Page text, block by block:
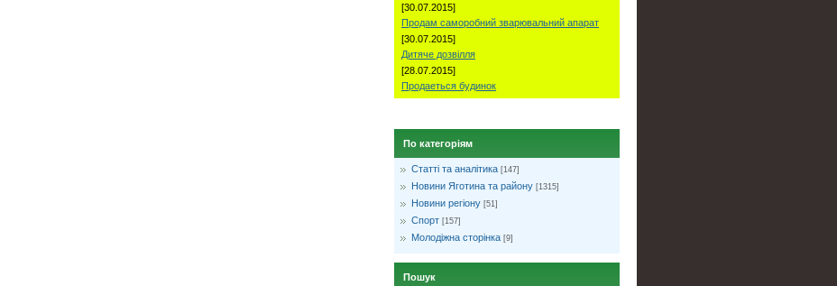
[30.07.2015]
Продам саморобний зварювальний апарат
[30.07.2015]
Дитяче дозвілля
[28.07.2015]
Продаеться будинок
По категоріям
Статті та аналітика [147]
Новини Яготина та району [1315]
Новини регіону [51]
Спорт [157]
Молодіжна сторінка [9]
Пошук